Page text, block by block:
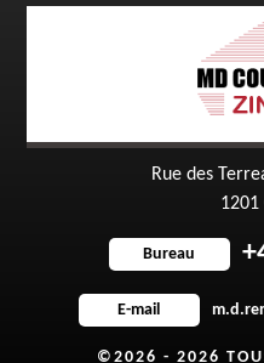
Rue des
1201
Bureau
E-mail
©2026 - 2026